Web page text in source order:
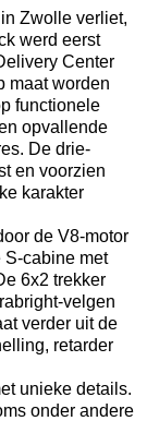
Zwolle verliet,
werd eerst
Center
maat worden
functionele
opvallende
De drie-
en voorzien
karakter
de V8-motor
S-cabine met
6x2 trekker
velgen
verder uit de
retarder
unieke details.
onder andere